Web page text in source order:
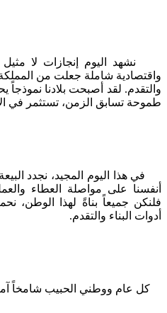
اليوم إنجازات لا مثيل
شاملة جعلت من المملكة
لقد أصبحت بلادنا نموذجاً
تسابق الزمن، تستثمر في
هذا اليوم المجيد، نجدد البيعة
على مواصلة العطاء
جميعاً بناةً لهذا الوطن،
البناء والتقدم.
عام ووطني الحبيب شامخاً آمناً